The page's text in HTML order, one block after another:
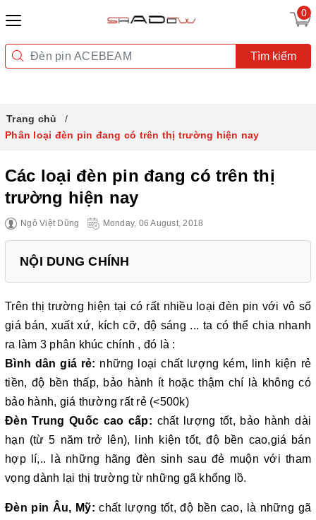
0
Tìm kiếm
Trang chủ
Phân loại đèn pin đang có trên thị trường hiện nay
Các loại đèn pin đang có trên thị
trường hiện nay
Ngô Việt Dũng Monday, 06 August, 2018
NỘI DUNG CHÍNH
Trên thị trường hiện tại có rất nhiều loại đèn pin với vô số
giá bán, xuất xứ, kích cỡ, độ sáng ... ta có thể chia nhanh
ra làm 3 phân khúc chính , đó là :
Bình dân giá rẻ: những loại chất lượng kém, linh kiện rẻ
tiền, độ bền thấp, bảo hành ít hoặc thậm chí là không có
bảo hành, giá thường rất rẻ (<500k)
Đèn Trung Quốc cao cấp: chất lượng tốt, bảo hành dài
hạn (từ 5 năm trở lên), linh kiện tốt, độ bền cao,giá bán
hợp lí,.. là những hãng đèn sinh sau đẻ muộn với tham
vọng dành lại thị trường từ những gã khổng lồ.
Đèn pin Âu, Mỹ: chất lượng tốt, độ bền cao, là những gã